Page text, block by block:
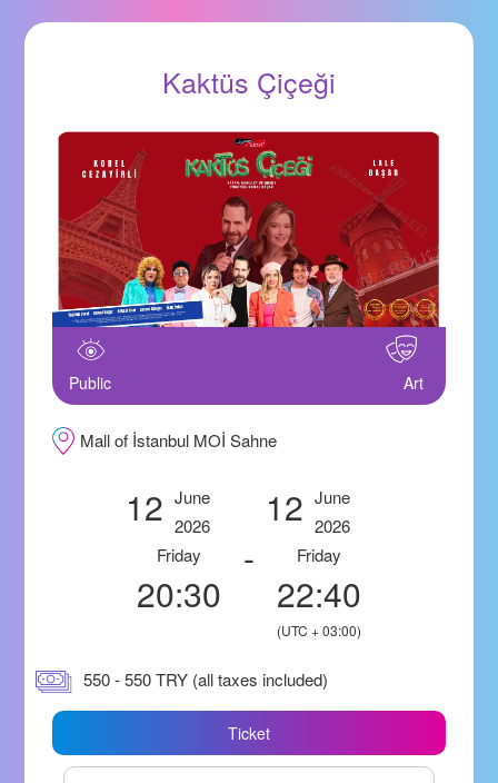
Kaktüs Çiçeği
Public Art
Mall of İstanbul MOİ Sahne
12 June
2026
Friday
20:30
-
12 June
2026
Friday
22:40
(UTC + 03:00)
550 - 550 TRY (all taxes included)
Ticket